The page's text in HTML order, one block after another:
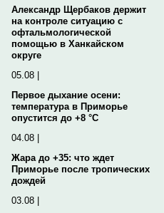
Александр Щербаков держит
на контроле ситуацию с
офтальмологической
помощью в Ханкайском
округе
05.08 |
Первое дыхание осени:
температура в Приморье
опустится до +8 °C
04.08 |
Жара до +35: что ждет
Приморье после тропических
дождей
03.08 |